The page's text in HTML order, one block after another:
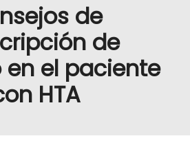
de
de
en el paciente
HTA